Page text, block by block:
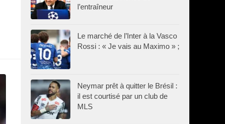
l’entraîneur
Le marché de l’Inter à la Vasco
Rossi : « Je vais au Maximo » ;
Neymar prêt à quitter le Brésil :
il est courtisé par un club de
MLS